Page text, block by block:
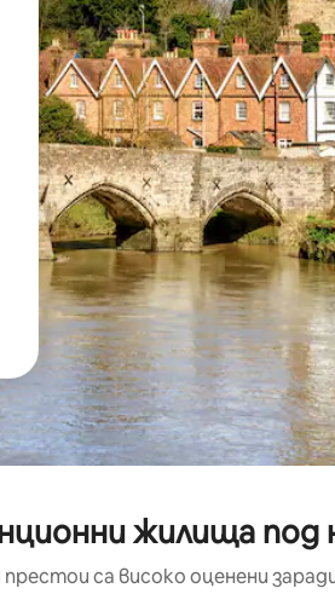
със стрелки нагоре и
жилища
престои са високо оценени